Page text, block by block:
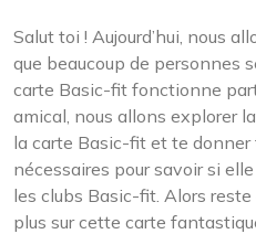
Salut toi ! Aujourd’hui, nous
que beaucoup de personnes
carte Basic-fit fonctionne
amical, nous allons explorer
la carte Basic-fit et te
nécessaires pour savoir si
les clubs Basic-fit. Alors
plus sur cette carte